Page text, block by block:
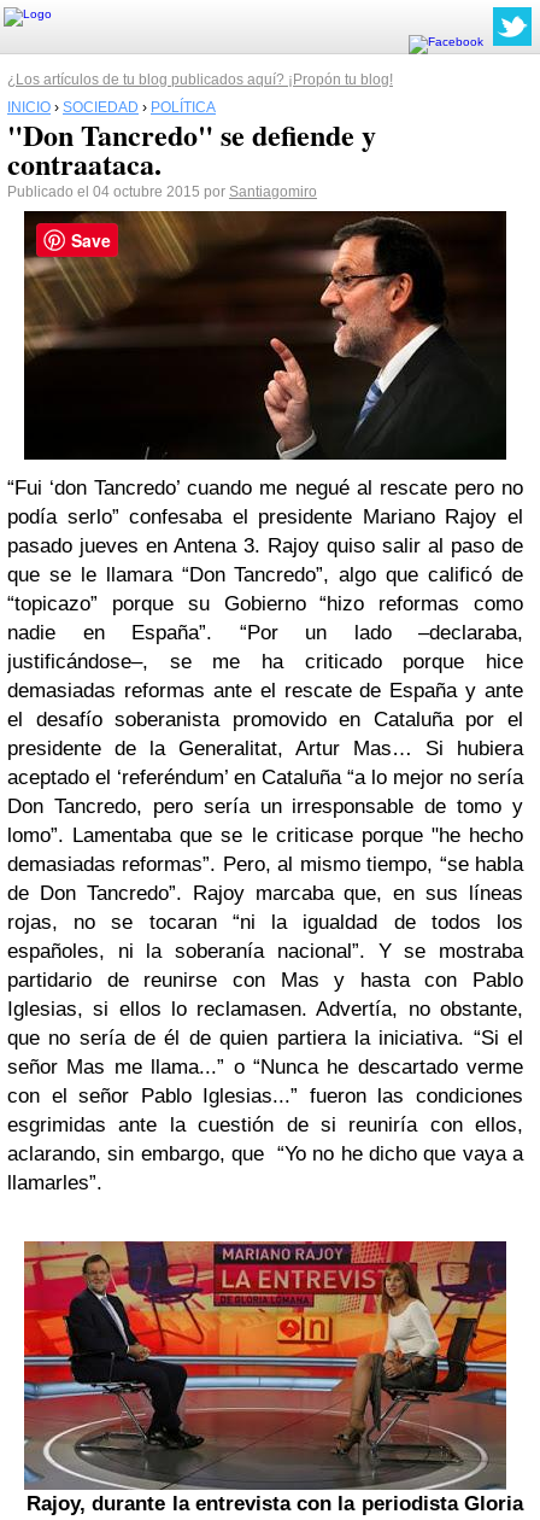
¿Los artículos de tu blog publicados aquí? ¡Propón tu blog!
INICIO › SOCIEDAD › POLÍTICA
"Don Tancredo" se defiende y
contraataca.
Publicado el 04 octubre 2015 por Santiagomiro
“Fui ‘don Tancredo’ cuando me negué al rescate pero no
podía serlo” confesaba el presidente Mariano Rajoy el
pasado jueves en Antena 3. Rajoy quiso salir al paso de
que se le llamara “Don Tancredo”, algo que calificó de
“topicazo” porque su Gobierno “hizo reformas como
nadie en España”. “Por un lado –declaraba,
justificándose–, se me ha criticado porque hice
demasiadas reformas ante el rescate de España y ante
el desafío soberanista promovido en Cataluña por el
presidente de la Generalitat, Artur Mas… Si hubiera
aceptado el ‘referéndum’ en Cataluña “a lo mejor no sería
Don Tancredo, pero sería un irresponsable de tomo y
lomo”. Lamentaba que se le criticase porque "he hecho
demasiadas reformas”. Pero, al mismo tiempo, “se habla
de Don Tancredo”. Rajoy marcaba que, en sus líneas
rojas, no se tocaran “ni la igualdad de todos los
españoles, ni la soberanía nacional”. Y se mostraba
partidario de reunirse con Mas y hasta con Pablo
Iglesias, si ellos lo reclamasen. Advertía, no obstante,
que no sería de él de quien partiera la iniciativa. “Si el
señor Mas me llama...” o “Nunca he descartado verme
con el señor Pablo Iglesias...” fueron las condiciones
esgrimidas ante la cuestión de si reuniría con ellos,
aclarando, sin embargo, que “Yo no he dicho que vaya a
llamarles”.
Rajoy, durante la entrevista con la periodista Gloria
Save